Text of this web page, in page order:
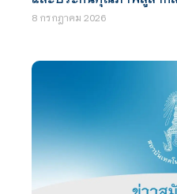
8 กรกฎาคม 2026